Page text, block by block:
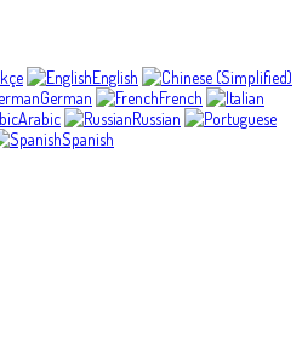
English
German
French
Arabic
Russian
Spanish